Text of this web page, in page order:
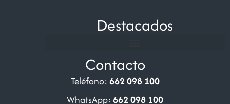
Destacados
Contacto
Teléfono: 662 098 100
WhatsApp: 662 098 100